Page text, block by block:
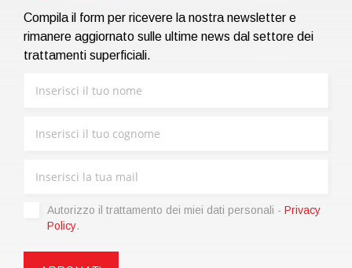
Compila il form per ricevere la nostra newsletter e
rimanere aggiornato sulle ultime news dal settore dei
trattamenti superficiali.
Autorizzo il trattamento dei miei dati personali - Privacy
Policy.